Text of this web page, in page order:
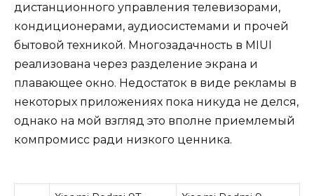
дистанционного управления телевизорами,
кондиционерами, аудиосистемами и прочей
бытовой техникой. Многозадачность в MIUI
реализована через разделение экрана и
плавающее окно. Недостаток в виде рекламы в
некоторых приложениях пока никуда не делся,
однако на мой взгляд это вполне приемлемый
компромисс ради низкого ценника.